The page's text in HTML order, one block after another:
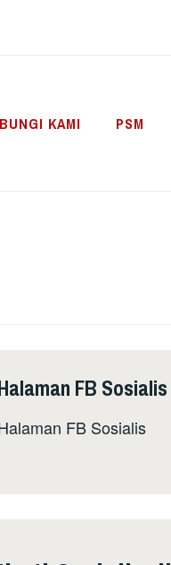
KAMI PSM
FB Sosialis
FB Sosialis